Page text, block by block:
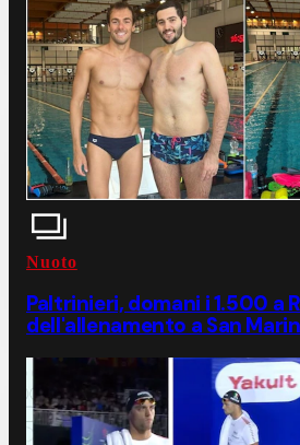
Nuoto
Paltrinieri, domani i 1.500 a
dell'allenamento a San